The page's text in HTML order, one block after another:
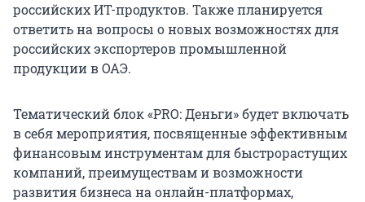
российских ИТ-продуктов. Также планируется
ответить на вопросы о новых возможностях для
российских экспортеров промышленной
продукции в ОАЭ.
Тематический блок «PRO: Деньги» будет включать
в себя мероприятия, посвященные эффективным
финансовым инструментам для быстрорастущих
компаний, преимуществам и возможности
развития бизнеса на онлайн-платформах,